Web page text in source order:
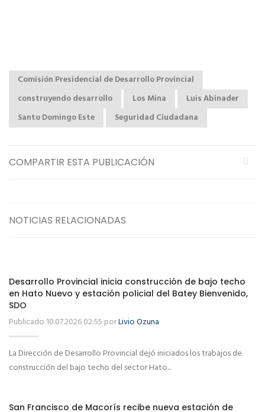
Comisión Presidencial de Desarrollo Provincial
construyendo desarrollo
Los Mina
Luis Abinader
Santo Domingo Este
Seguridad Ciudadana
COMPARTIR ESTA PUBLICACIÓN
NOTICIAS RELACIONADAS
Desarrollo Provincial inicia construcción de bajo techo
en Hato Nuevo y estación policial del Batey Bienvenido,
SDO
Publicado 10.07.2026 02:55 porLivio Ozuna
La Dirección de Desarrollo Provincial dejó iniciados los trabajos de
construcción del bajo techo del sector Hato...
San Francisco de Macorís recibe nueva estación de